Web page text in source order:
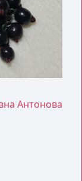
Антонова